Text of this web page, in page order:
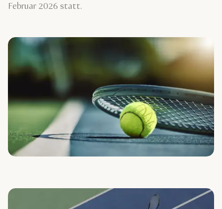
Februar 2026 statt.